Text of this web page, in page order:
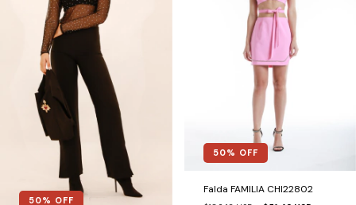
50% OFF
50% OFF
Falda FAMILIA CHI22802